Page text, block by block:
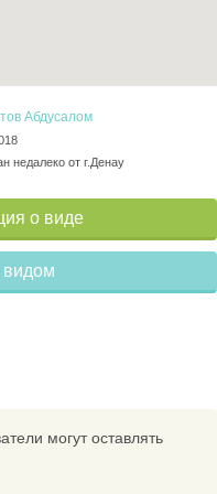
Абдусалом
недалеко от г.Денау
о виде
видом
могут оставлять